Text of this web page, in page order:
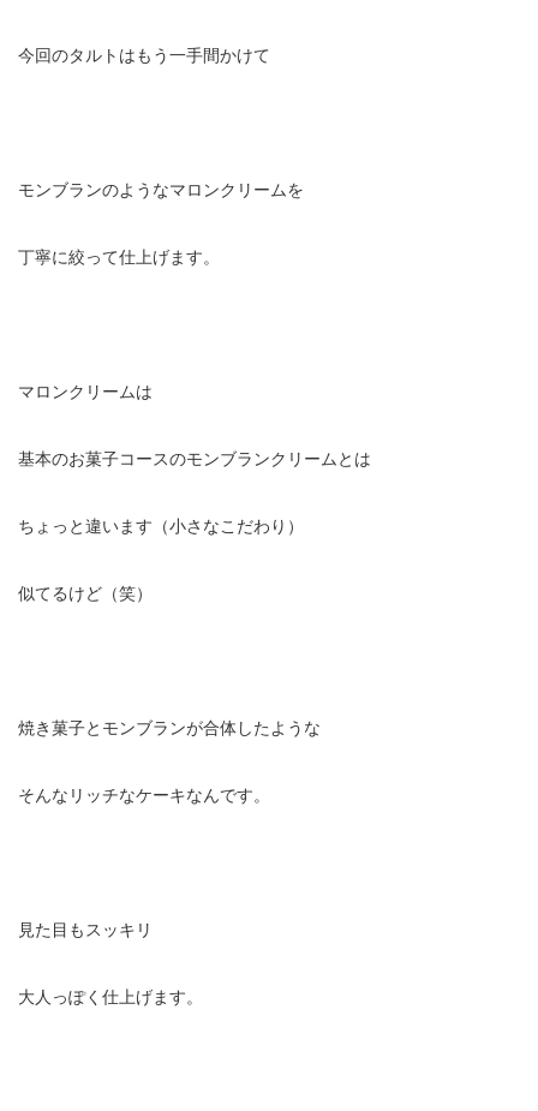
今回のタルトはもう一手間かけて
モンブランのようなマロンクリームを
丁寧に絞って仕上げます。
マロンクリームは
基本のお菓子コースのモンブランクリームとは
ちょっと違います（小さなこだわり）
似てるけど（笑）
焼き菓子とモンブランが合体したような
そんなリッチなケーキなんです。
見た目もスッキリ
大人っぽく仕上げます。